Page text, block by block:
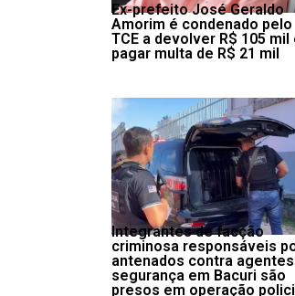
Ex-prefeito José Geraldo
Amorim é condenado pelo
TCE a devolver R$ 105 mil
pagar multa de R$ 21 mil
Integrantes de facção
criminosa responsáveis
antenados contra
segurança em Bacuri são
presos em operação